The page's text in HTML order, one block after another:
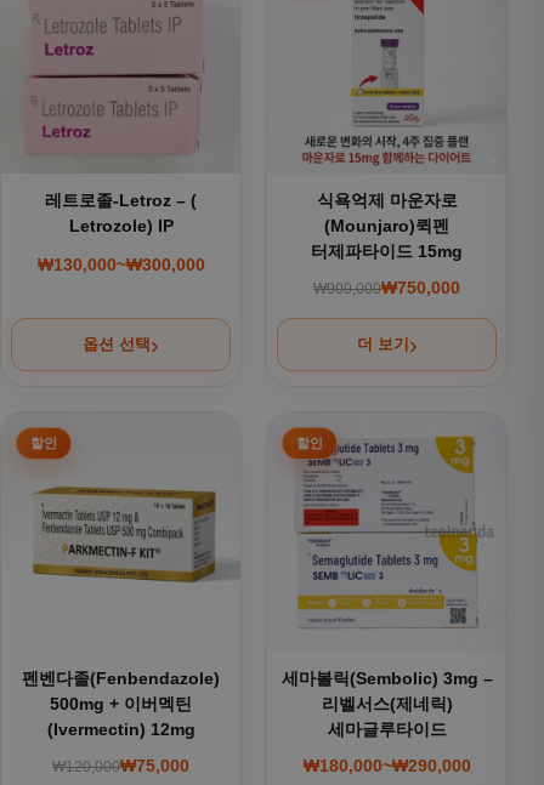
레트로졸-Letroz – (
Letrozole) IP
₩130,000~₩300,000
가격 범위: ₩130,000~₩300,000
옵션 선택
식욕억제 마운자로
(Mounjaro)퀵펜
터제파타이드 15mg
₩900,000 원래 가격:
₩750,000
현재 가격:
더 보기
펜벤다졸(Fenbendazole)
500mg + 이버멕틴
(Ivermectin) 12mg
₩120,000원래 가격: ₩120,000.
₩75,000
현재 가격: ₩75,000.
세마볼릭(Sembolic) 3mg –
리벨서스(제네릭)
세마글루타이드
₩180,000~₩290,000
가격 범위:
여러 상품 옵션이 이 상품에